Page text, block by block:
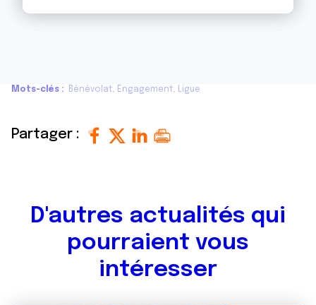
Mots-clés Bénévolat Engagement Ligue
Partager :
D'autres actualités qui
pourraient vous
intéresser